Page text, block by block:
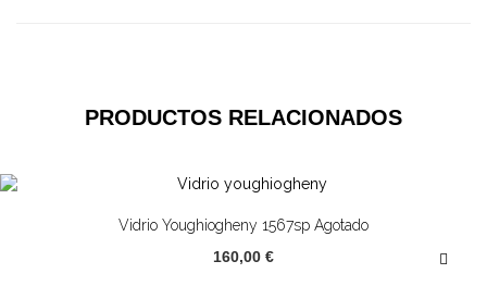
PRODUCTOS RELACIONADOS
Vidrio Youghiogheny 1567sp Agotado
160,00 €